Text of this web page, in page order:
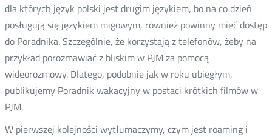
dla których język polski jest drugim językiem, bo na co dzień
posługują się językiem migowym, również powinny mieć dostęp
do Poradnika. Szczególnie, że korzystają z telefonów, żeby na
przykład porozmawiać z bliskim w PJM za pomocą
wideorozmowy. Dlatego, podobnie jak w roku ubiegłym,
publikujemy Poradnik wakacyjny w postaci krótkich filmów w
PJM.
W pierwszej kolejności wytłumaczymy, czym jest roaming i